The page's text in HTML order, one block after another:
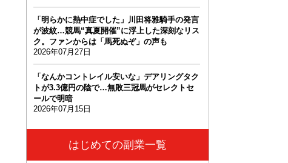
「明らかに熱中症でした」川田将雅騎手の発言
が波紋…競馬“真夏開催”に浮上した深刻なリス
ク。ファンからは「馬死ぬぞ」の声も
2026年07月27日
「なんかコントレイル安いな」デアリングタク
トが3.3億円の陰で…無敗三冠馬がセレクトセ
ールで明暗
2026年07月15日
はじめての副業一覧